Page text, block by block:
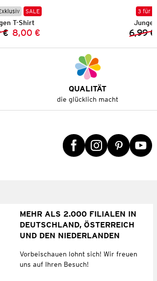
SALE
T-Shirt
Vorheriger Preis:
€ Neuer Preis:
8,00 €
3 für 2
6,99 €
QUALITÄT
die glücklich macht
MEHR ALS 2.000 FILIALEN IN
DEUTSCHLAND, ÖSTERREICH
UND DEN NIEDERLANDEN
Vorbeischauen lohnt sich! Wir freuen
uns auf Ihren Besuch!